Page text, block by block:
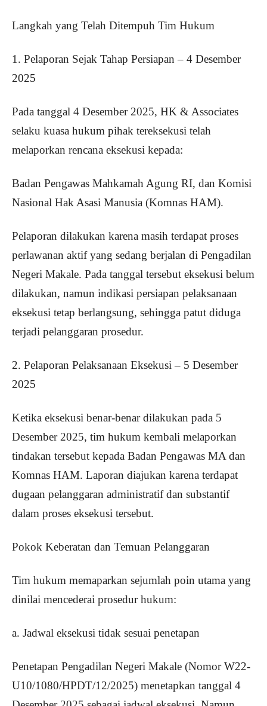
Langkah yang Telah Ditempuh Tim Hukum
1. Pelaporan Sejak Tahap Persiapan – 4 Desember
2025
Pada tanggal 4 Desember 2025, HK & Associates
selaku kuasa hukum pihak tereksekusi telah
melaporkan rencana eksekusi kepada:
Badan Pengawas Mahkamah Agung RI, dan Komisi
Nasional Hak Asasi Manusia (Komnas HAM).
Pelaporan dilakukan karena masih terdapat proses
perlawanan aktif yang sedang berjalan di Pengadilan
Negeri Makale. Pada tanggal tersebut eksekusi belum
dilakukan, namun indikasi persiapan pelaksanaan
eksekusi tetap berlangsung, sehingga patut diduga
terjadi pelanggaran prosedur.
2. Pelaporan Pelaksanaan Eksekusi – 5 Desember
2025
Ketika eksekusi benar-benar dilakukan pada 5
Desember 2025, tim hukum kembali melaporkan
tindakan tersebut kepada Badan Pengawas MA dan
Komnas HAM. Laporan diajukan karena terdapat
dugaan pelanggaran administratif dan substantif
dalam proses eksekusi tersebut.
Pokok Keberatan dan Temuan Pelanggaran
Tim hukum memaparkan sejumlah poin utama yang
dinilai mencederai prosedur hukum:
a. Jadwal eksekusi tidak sesuai penetapan
Penetapan Pengadilan Negeri Makale (Nomor W22-
U10/1080/HPDT/12/2025) menetapkan tanggal 4